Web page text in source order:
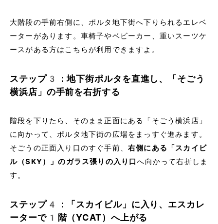
大階段の手前右側に、ポルタ地下街へ下りられるエレベ
ーターがあります。車椅子やベビーカー、重いスーツケ
ースがある方はこちらが利用できますよ。
ステップ3：地下街ポルタを直進し、「そごう
横浜店」の手前を右折する
階段を下りたら、そのまま正面にある「そごう横浜店」
に向かって、ポルタ地下街の広場をまっすぐ進みます。
そごうの正面入り口のすぐ手前、 右側にある「スカイビ
ル（SKY）」のガラス張りの入り口へ向かって右折しま
す。
ステップ4：「スカイビル」に入り、エスカレ
ーターで1階（YCAT）へ上がる